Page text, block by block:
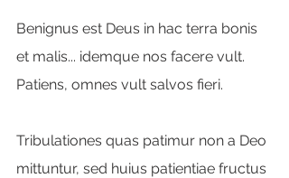
Benignus est Deus in hac terra bonis
et malis... idemque nos facere vult.
Patiens, omnes vult salvos fieri.
Tribulationes quas patimur non a Deo
mittuntur, sed huius patientiae fructus